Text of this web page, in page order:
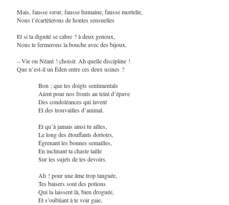
Mais, fausse sœur, fausse humaine, fausse mortelle,
Nous t’écartèlerons de hontes sensuelles
Et si ta dignité se cabre ? à deux genoux,
Nous te fermerons la bouche avec des bijoux.
– Vie ou Néant ! choisir. Ah quelle discipline !
Que n’est-il un Éden entre ces deux usines ?
Bon ; que tes doigts sentimentals
Aient pour nos fronts au teint d’épave
Des condoléances qui lavent
Et des trouvailles d’animal.
Et qu’à jamais ainsi tu ailles,
Le long des étouffants dortoirs,
Égrenant les bonnes semailles,
En inclinant ta chaste taille
Sur les sujets de tes devoirs.
Ah ! pour une âme trop tanguée,
Tes baisers sont des potions
Qui la laissent là, bien droguée,
Et s’oubliant à te voir gaie,